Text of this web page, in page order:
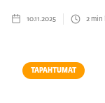
10.11.2025 2min
TAPAHTUMAT